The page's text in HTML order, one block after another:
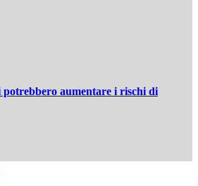
aumentare i rischi di